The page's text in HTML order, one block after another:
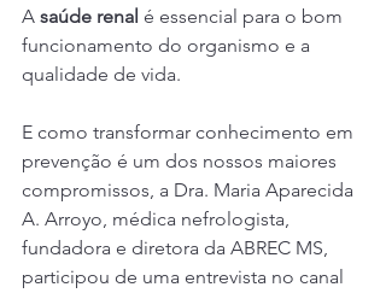
A saúde renal é essencial para o bom
funcionamento do organismo e a
qualidade de vida.
E como transformar conhecimento em
prevenção é um dos nossos maiores
compromissos, a Dra. Maria Aparecida
A. Arroyo, médica nefrologista,
fundadora e diretora da ABREC MS,
participou de uma entrevista no canal